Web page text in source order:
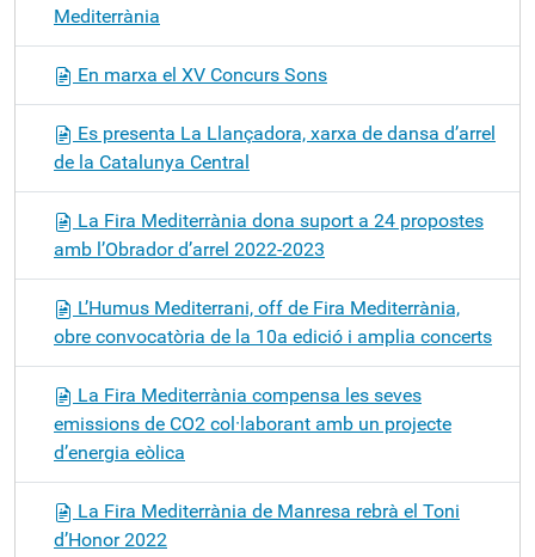
Mediterrània
En marxa el XV Concurs Sons
Es presenta La Llançadora, xarxa de dansa d’arrel
de la Catalunya Central
La Fira Mediterrània dona suport a 24 propostes
amb l’Obrador d’arrel 2022-2023
L’Humus Mediterrani, off de Fira Mediterrània,
obre convocatòria de la 10a edició i amplia concerts
La Fira Mediterrània compensa les seves
emissions de CO2 col·laborant amb un projecte
d’energia eòlica
La Fira Mediterrània de Manresa rebrà el Toni
d’Honor 2022